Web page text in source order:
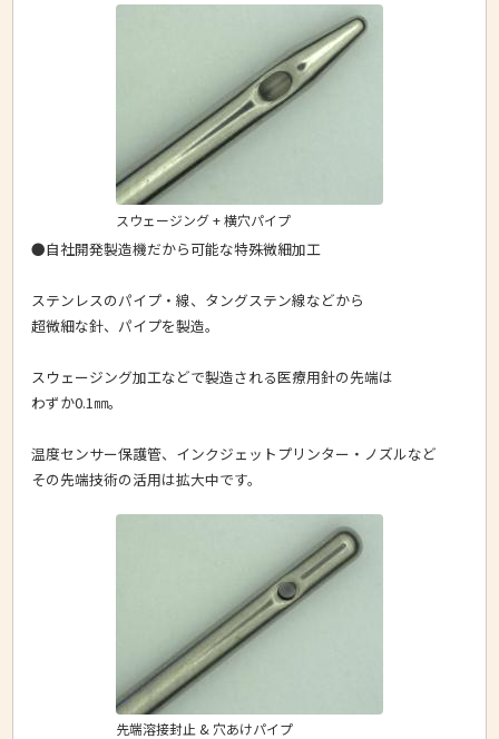
スウェージング + 横穴パイプ
●自社開発製造機だから可能な特殊微細加工
ステンレスのパイプ・線、タングステン線などから
超微細な針、パイプを製造。
スウェージング加工などで製造される医療用針の先端は
わずか0.1㎜。
温度センサー保護管、インクジェットプリンター・ノズルなど
その先端技術の活用は拡大中です。
先端溶接封止 & 穴あけパイプ